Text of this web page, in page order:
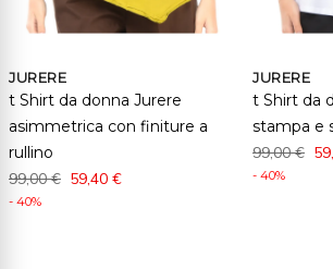
JURERE
t Shirt da donna Jurere
asimmetrica con finiture a
rullino
99,00 € 59,40 €
- 40%
JURERE
t Shirt da
stampa e
99,00 €
- 40%